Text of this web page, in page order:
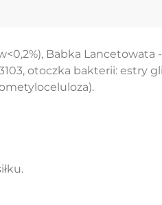
Babka Lancetowata
otoczka bakterii: estry